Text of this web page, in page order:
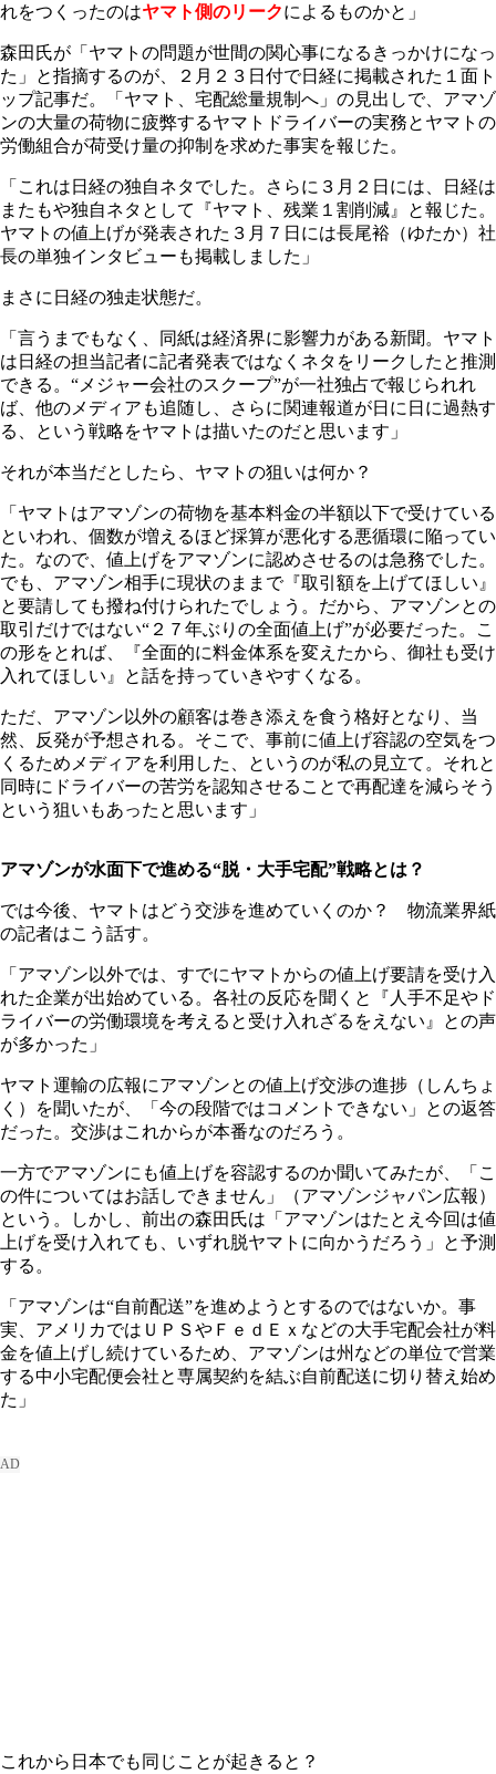
れをつくったのはヤマト側のリークによるものかと」
森田氏が「ヤマトの問題が世間の関心事になるきっかけになっ
た」と指摘するのが、２月２３日付で日経に掲載された１面ト
ップ記事だ。「ヤマト、宅配総量規制へ」の見出しで、アマゾ
ンの大量の荷物に疲弊するヤマトドライバーの実務とヤマトの
労働組合が荷受け量の抑制を求めた事実を報じた。
「これは日経の独自ネタでした。さらに３月２日には、日経は
またもや独自ネタとして『ヤマト、残業１割削減』と報じた。
ヤマトの値上げが発表された３月７日には長尾裕（ゆたか）社
長の単独インタビューも掲載しました」
まさに日経の独走状態だ。
「言うまでもなく、同紙は経済界に影響力がある新聞。ヤマト
は日経の担当記者に記者発表ではなくネタをリークしたと推測
できる。“メジャー会社のスクープ”が一社独占で報じられれ
ば、他のメディアも追随し、さらに関連報道が日に日に過熱す
る、という戦略をヤマトは描いたのだと思います」
それが本当だとしたら、ヤマトの狙いは何か？
「ヤマトはアマゾンの荷物を基本料金の半額以下で受けている
といわれ、個数が増えるほど採算が悪化する悪循環に陥ってい
た。なので、値上げをアマゾンに認めさせるのは急務でした。
でも、アマゾン相手に現状のままで『取引額を上げてほしい』
と要請しても撥ね付けられたでしょう。だから、アマゾンとの
取引だけではない“２７年ぶりの全面値上げ”が必要だった。こ
の形をとれば、『全面的に料金体系を変えたから、御社も受け
入れてほしい』と話を持っていきやすくなる。
ただ、アマゾン以外の顧客は巻き添えを食う格好となり、当
然、反発が予想される。そこで、事前に値上げ容認の空気をつ
くるためメディアを利用した、というのが私の見立て。それと
同時にドライバーの苦労を認知させることで再配達を減らそう
という狙いもあったと思います」
アマゾンが水面下で進める“脱・大手宅配”戦略とは？
では今後、ヤマトはどう交渉を進めていくのか？ 物流業界紙
の記者はこう話す。
「アマゾン以外では、すでにヤマトからの値上げ要請を受け入
れた企業が出始めている。各社の反応を聞くと『人手不足やド
ライバーの労働環境を考えると受け入れざるをえない』との声
が多かった」
ヤマト運輸の広報にアマゾンとの値上げ交渉の進捗（しんちょ
く）を聞いたが、「今の段階ではコメントできない」との返答
だった。交渉はこれからが本番なのだろう。
一方でアマゾンにも値上げを容認するのか聞いてみたが、「こ
の件についてはお話しできません」（アマゾンジャパン広報）
という。しかし、前出の森田氏は「アマゾンはたとえ今回は値
上げを受け入れても、いずれ脱ヤマトに向かうだろう」と予測
する。
「アマゾンは“自前配送”を進めようとするのではないか。事
実、アメリカではＵＰＳやＦｅｄＥｘなどの大手宅配会社が料
金を値上げし続けているため、アマゾンは州などの単位で営業
する中小宅配便会社と専属契約を結ぶ自前配送に切り替え始め
た」
これから日本でも同じことが起きると？